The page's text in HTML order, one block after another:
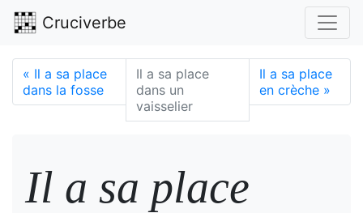
Cruciverbe
« Il a sa place
dans la fosse
Il a sa place
dans un
vaisselier
Il a sa place
en crèche »
Il a sa place